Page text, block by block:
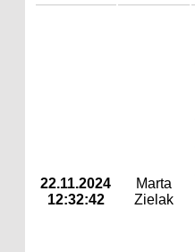
22.11.2024
12:32:42
Marta
Zielak